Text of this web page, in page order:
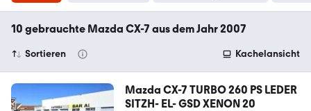
10 gebrauchte Mazda CX-7 aus dem Jahr 2007
Sortieren Kachelansicht
Mazda CX-7 TURBO 260 PS LEDER
SITZH- EL- GSD XENON 20